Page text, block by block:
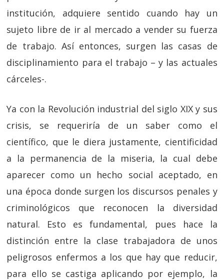
institución, adquiere sentido cuando hay un
sujeto libre de ir al mercado a vender su fuerza
de trabajo. Así entonces, surgen las casas de
disciplinamiento para el trabajo – y las actuales
cárceles-.
Ya con la Revolución industrial del siglo XIX y sus
crisis, se requeriría de un saber como el
científico, que le diera justamente, cientificidad
a la permanencia de la miseria, la cual debe
aparecer como un hecho social aceptado, en
una época donde surgen los discursos penales y
criminológicos que reconocen la diversidad
natural. Esto es fundamental, pues hace la
distinción entre la clase trabajadora de unos
peligrosos enfermos a los que hay que reducir,
para ello se castiga aplicando por ejemplo, la